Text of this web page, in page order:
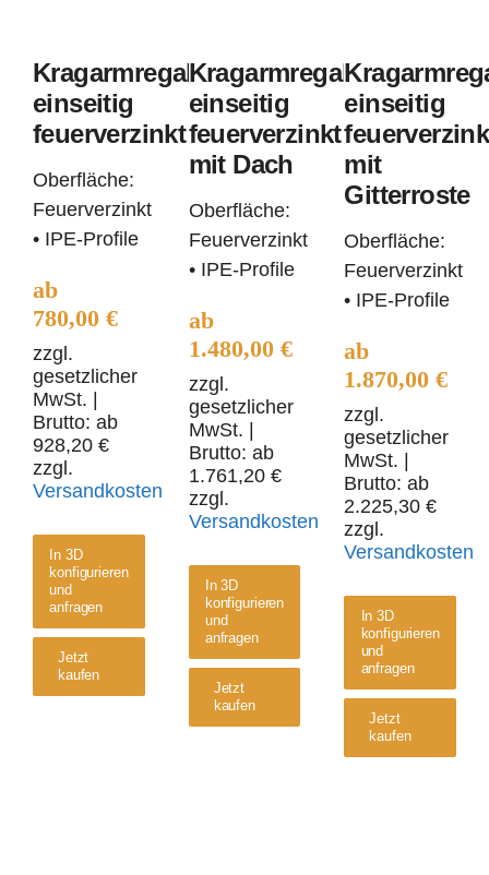
einseitig
feuerverzinkt
Kragarmregal
einseitig
feuerverzinkt
Oberfläche:
Feuerverzinkt
• IPE-Profile
ab
780,00 €
zzgl.
gesetzlicher
MwSt. |
Brutto: ab
928,20 €
zzgl.
Versandkosten
In 3D
konfigurieren
und
anfragen
Jetzt
kaufen
feuerverzinkt
mit
Dach
Kragarmregal
einseitig
feuerverzinkt
mit Dach
Oberfläche:
Feuerverzinkt
• IPE-Profile
ab
1.480,00 €
zzgl.
gesetzlicher
MwSt. |
Brutto: ab
1.761,20 €
zzgl.
Versandkosten
In 3D
konfigurieren
und
anfragen
Jetzt
kaufen
mit
einseitig
mit
Gitterroste
Oberfläche:
Feuerverzinkt
• IPE-Profile
ab
1.870,00€
zzgl.
gesetzlicher
MwSt. |
Brutto: ab
2.225,30€
zzgl.
Versandkosten
In 3D
konfigurieren
und
anfragen
Jetzt
kaufen